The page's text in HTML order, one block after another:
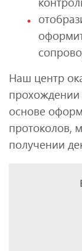
Наш центр
прохождении
основе
протоколов,
получении